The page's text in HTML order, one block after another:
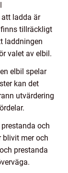
ladda är
tillräckligt
laddningen
valet av elbil.
elbil spelar
kan det
utvärdering
och
blivit mer och
prestanda